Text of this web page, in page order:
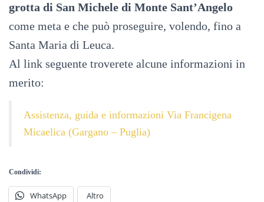
grotta di San Michele di Monte Sant’Angelo
come meta e che può proseguire, volendo, fino a
Santa Maria di Leuca.
Al link seguente troverete alcune informazioni in
merito:
Assistenza, guida e informazioni Via Francigena
Micaelica (Gargano – Puglia)
Condividi:
WhatsApp Altro